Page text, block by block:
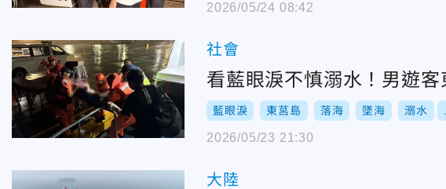
2026/05/24 08:42
社會
看藍眼淚不慎溺水！男遊
藍眼淚 東莒島 落海 墜海 溺水
2026/05/23 21:30
大陸